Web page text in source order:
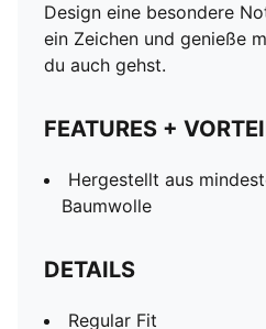
Design eine besondere
ein Zeichen und genieße
du auch gehst.
FEATURES +
Hergestellt aus
Baumwolle
DETAILS
Regular Fit